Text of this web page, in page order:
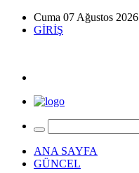
Cuma 07 Ağustos 2026
GİRİŞ
ANA SAYFA
GÜNCEL